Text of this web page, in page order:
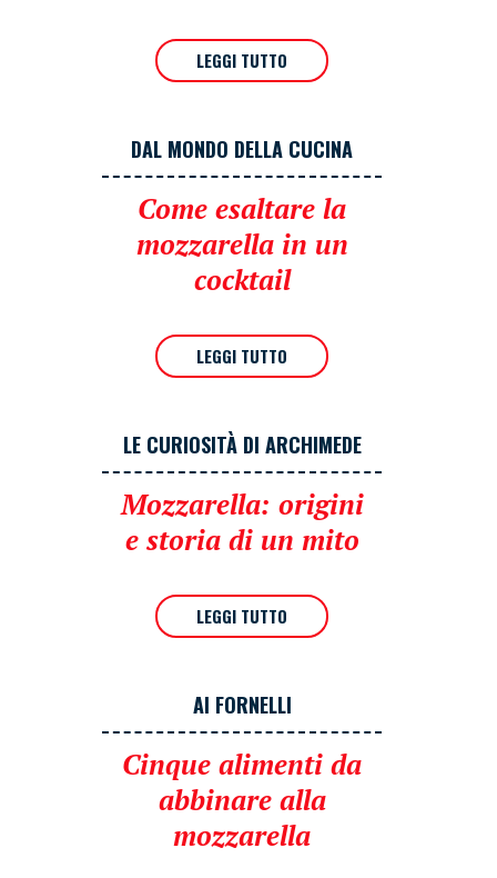
LEGGI TUTTO
DAL MONDO DELLA CUCINA
Come esaltare la
mozzarella in un
cocktail
LEGGI TUTTO
LE CURIOSITÀ DI ARCHIMEDE
Mozzarella: origini
e storia di un mito
LEGGI TUTTO
AI FORNELLI
Cinque alimenti da
abbinare alla
mozzarella